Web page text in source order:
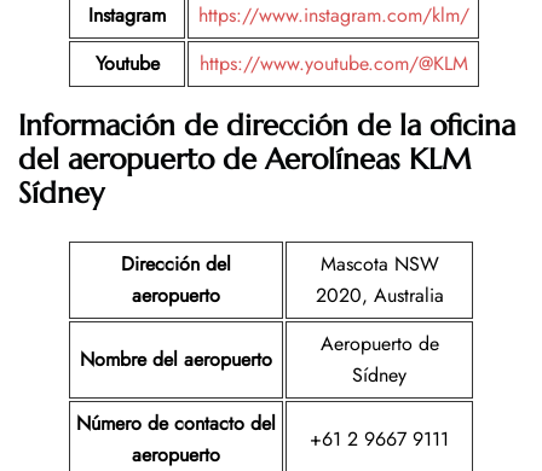
Instagram
https://www.instagram.com/klm/
Youtube
https://www.youtube.com/@KLM
Información de dirección de la oficina
del aeropuerto de Aerolíneas KLM
Sídney
Dirección del
aeropuerto
Mascota NSW
2020, Australia
Nombre del aeropuerto
Aeropuerto de
Sídney
Número de contacto del
aeropuerto
+61 2 9667 9111